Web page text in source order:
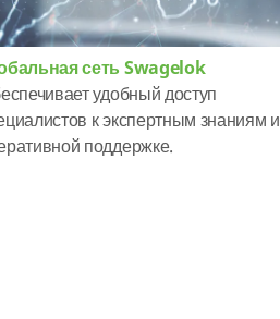
сеть Swagelok
удобный доступ
к экспертным знаниям и
поддержке.